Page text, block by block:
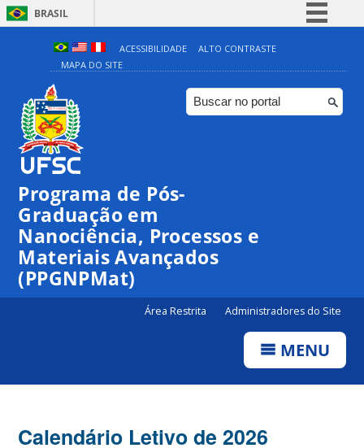
BRASIL
Simplifique!
Comunica BR
Participe
ACESSIBILIDADE
ALTO CONTRASTE
MAPA DO SITE
Programa de Pós-
Graduação em
Nanociência, Processos e
Materiais Avançados
(PPGNPMat)
Área Restrita Administradores do Site
MENU
Calendário Letivo de 2026